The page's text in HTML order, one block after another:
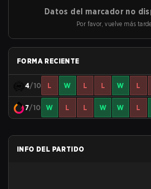
Datos del marcador no
Por favor, vuelve más tarde
FORMA RECIENTE
4/10 L W L L W L
7/10 W L L W W L
INFO DEL PARTIDO